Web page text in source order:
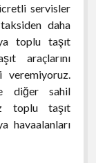
servisler
daha
toplu taşıt
araçlarını
veremiyoruz.
diğer sahil
toplu taşıt
havaalanları